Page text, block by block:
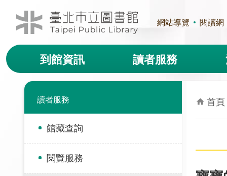
跳到主要內容區塊
網站導覽 閱讀網
到館資訊 讀者服務
讀者服務
館藏查詢
閱覽服務
首頁